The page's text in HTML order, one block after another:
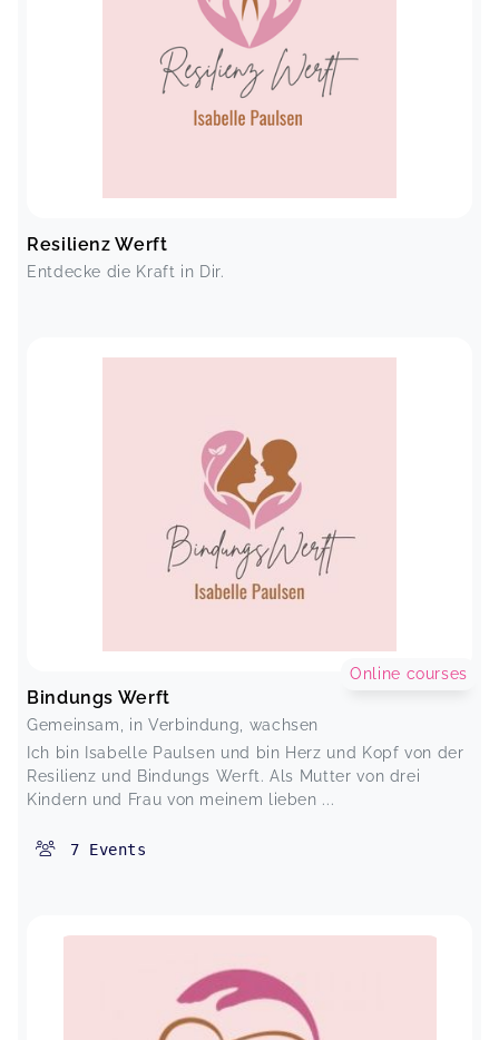
Resilienz Werft
Entdecke die Kraft in Dir.
Bindungs Werft
Gemeinsam, in Verbindung, wachsen
Ich bin Isabelle Paulsen und bin Herz und Kopf von der
Resilienz und Bindungs Werft. Als Mutter von drei
Kindern und Frau von meinem lieben ...
Online courses
7 Events